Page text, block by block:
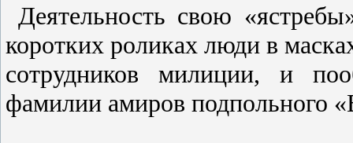
Деятельность свою
коротких роликах люди в
сотрудников милиции, и
фамилии амиров подпольного